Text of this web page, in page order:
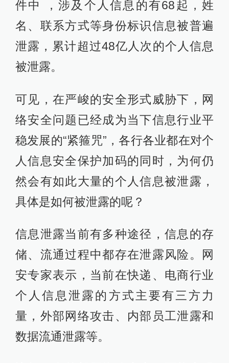
件中 ，涉及个人信息的有68起，姓
名、联系方式等身份标识信息被普遍
泄露，累计超过48亿人次的个人信息
被泄露。
可见，在严峻的安全形式威胁下，网
络安全问题已经成为当下信息行业平
稳发展的“紧箍咒”，各行各业都在对个
人信息安全保护加码的同时，为何仍
然会有如此大量的个人信息被泄露，
具体是如何被泄露的呢？
信息泄露当前有多种途径，信息的存
储、流通过程中都存在泄露风险。网
安专家表示，当前在快递、电商行业
个人信息泄露的方式主要有三方力
量，外部网络攻击、内部员工泄露和
数据流通泄露等。